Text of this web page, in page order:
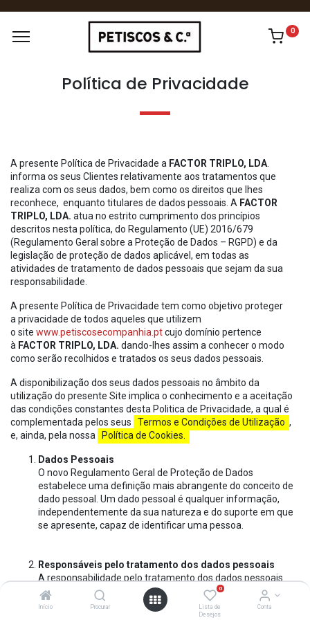
Início Procurar
0
Lista de
Desejos
Conta
0
Política de Privacidade
A presente Política de Privacidade a FACTOR TRIPLO, LDA
informa os seus Clientes relativamente aos tratamentos que
realiza com os seus dados, bem como os direitos que lhes
reconhece, enquanto titulares de dados pessoais. A FACTOR
TRIPLO, LDA. atua no estrito cumprimento dos princípios
descritos nesta política, do Regulamento (UE) 2016/679
(Regulamento Geral sobre a Proteção de Dados – RGPD) e da
legislação de proteção de dados aplicável, em todas as
atividades de tratamento de dados pessoais que sejam da sua
responsabilidade.
A presente Política de Privacidade tem como objetivo proteger
a privacidade de todos aqueles que utilizem
o site www.petiscosecompanhia.ptcujo domínio pertence
à FACTOR TRIPLO, LDA. dando-lhes assim a conhecer o modo
como serão recolhidos e tratados os seus dados pessoais.
A disponibilização dos seus dados pessoais no âmbito da
utilização do presente Site implica o conhecimento e a aceitação
das condições constantes desta Politica de Privacidade, a qual é
complementada pelos seus
Termos e Condições de Utilização ,
e, ainda, pela nossa
Política de Cookies.
Dados Pessoais
O novo Regulamento Geral de Proteção de Dados
estabelece uma definição mais abrangente do conceito de
dado pessoal. Um dado pessoal é qualquer informação,
independentemente da sua natureza e do suporte em que
se apresente, capaz de identificar uma pessoa.
Responsáveis pelo tratamento dos dados pessoais
A responsabilidade pelo tratamento dos dados pessoais
que venham a ser transmitidos no âmbito da utilização do
Site, independentemente da sua natureza ou titularidade,